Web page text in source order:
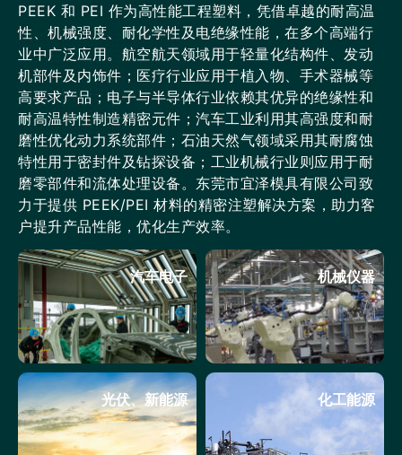
PEEK 和 PEI 作为高性能工程塑料，凭借卓越的耐高温
性、机械强度、耐化学性及电绝缘性能，在多个高端行
业中广泛应用。航空航天领域用于轻量化结构件、发动
机部件及内饰件；医疗行业应用于植入物、手术器械等
高要求产品；电子与半导体行业依赖其优异的绝缘性和
耐高温特性制造精密元件；汽车工业利用其高强度和耐
磨性优化动力系统部件；石油天然气领域采用其耐腐蚀
特性用于密封件及钻探设备；工业机械行业则应用于耐
磨零部件和流体处理设备。东莞市宜泽模具有限公司致
力于提供 PEEK/PEI 材料的精密注塑解决方案，助力客
户提升产品性能，优化生产效率。
汽车电子 机械仪器
光伏、新能源 化工能源